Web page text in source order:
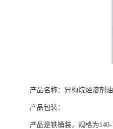
产品名称：异构烷烃溶剂油
产品包装：
产品是铁桶装，规格为